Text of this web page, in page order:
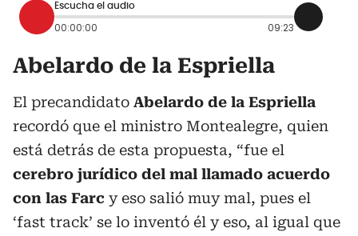
Escucha el audio
00:00:00 09:23
Abelardo de la Espriella
El precandidato Abelardo de la Espriella
recordó que el ministro Montealegre, quien
está detrás de esta propuesta, “fue el
cerebro jurídico del mal llamado acuerdo
con las Farc y eso salió muy mal, pues el
‘fast track’ se lo inventó él y eso, al igual que